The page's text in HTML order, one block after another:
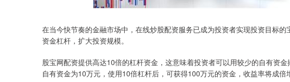
在当今快节奏的金融市场中，在线炒股配资服务已成为投资者实现投资目标
资金杠杆，扩大投资规模。
股宝网配资提供高达10倍的杠杆资金，这意味着投资者可以用较少的自有资
自有资金为10万元，使用10倍杠杆后，可获得100万元的资金，收益率将成倍